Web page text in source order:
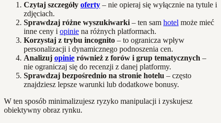
Czytaj szczegóły oferty – nie opieraj się wyłącznie na tytule i
zdjęciach.
Sprawdzaj różne wyszukiwarki – ten sam hotel może mieć
inne ceny i opinie na różnych platformach.
Korzystaj z trybu incognito – to ogranicza wpływ
personalizacji i dynamicznego podnoszenia cen.
Analizuj opinie również z forów i grup tematycznych –
nie ograniczaj się do recenzji z danej platformy.
Sprawdzaj bezpośrednio na stronie hotelu – często
znajdziesz lepsze warunki lub dodatkowe bonusy.
W ten sposób minimalizujesz ryzyko manipulacji i zyskujesz
obiektywny obraz rynku.